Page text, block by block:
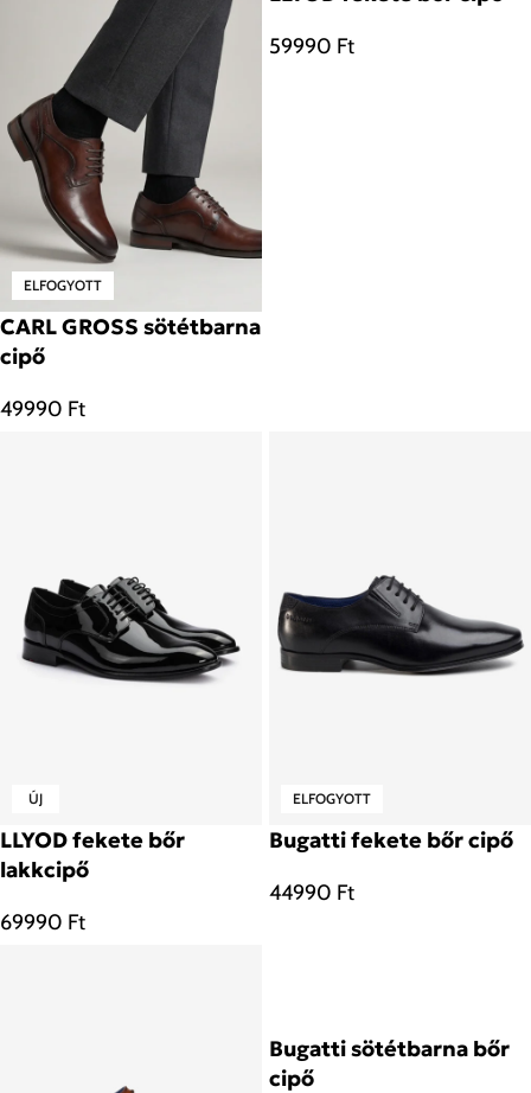
ELFOGYOTT
CARL GROSS sötétbarna
cipő
49990 Ft
59990 Ft
ÚJ
LLYOD fekete bőr
lakkcipő
69990 Ft
ELFOGYOTT
Bugatti fekete bőr cipő
44990 Ft
Bugatti sötétbarna bőr
cipő